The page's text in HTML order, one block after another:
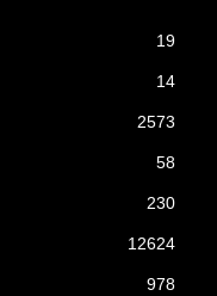
19
14
2573
58
230
12624
978